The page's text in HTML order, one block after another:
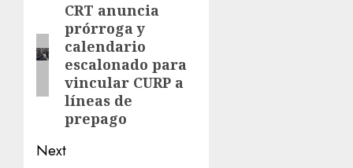
CRT anuncia
prórroga y
calendario
escalonado para
vincular CURP a
líneas de
prepago
Next